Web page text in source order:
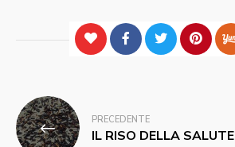
Navigazione
articoli
PRECEDENTE
IL RISO DELLA SALUTE